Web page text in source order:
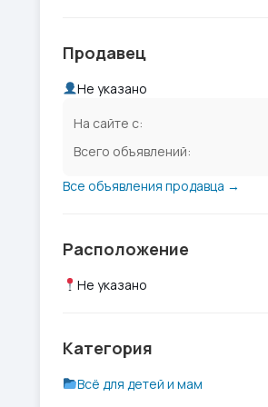
Продавец
Не указано
На сайте с:
Всего объявлений:
Все объявления продавца →
Расположение
Не указано
Категория
Всё для детей и мам